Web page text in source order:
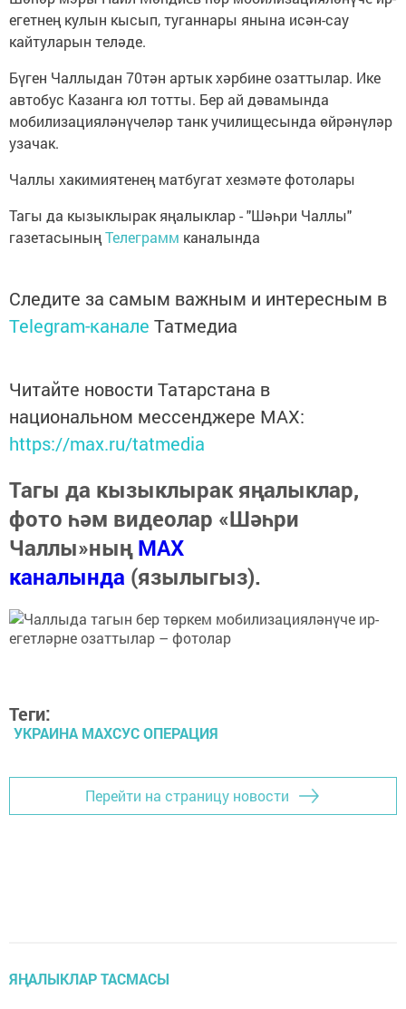
егетнең кулын кысып, туганнары янына исән-сау
кайтуларын теләде.
Бүген Чаллыдан 70тән артык хәрбине озаттылар. Ике
автобус Казанга юл тотты. Бер ай дәвамында
мобилизацияләнүчеләр танк училищесында өйрәнүләр
узачак.
Чаллы хакимиятенең матбугат хезмәте фотолары
Тагы да кызыклырак яңалыклар - "Шәһри Чаллы"
газетасының Телеграмм каналында
Следите за самым важным и интересным в
Telegram-канале Татмедиа
Читайте новости Татарстана в
национальном мессенджере MАХ:
https://max.ru/tatmedia
Тагы да кызыклырак яңалыклар,
фото һәм видеолар «Шәһри
Чаллы»ныңMAX
каналында (язылыгыз).
Теги:
УКРАИНА МАХСУС ОПЕРАЦИЯ
Перейти на страницу новости
ЯҢАЛЫКЛАР ТАСМАСЫ